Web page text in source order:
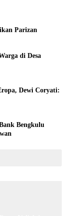
Parizan
di Desa
Dewi Coryati:
Bengkulu